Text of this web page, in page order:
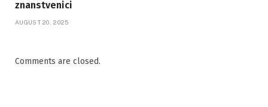
znanstvenici
AUGUST 20, 2025
Comments are closed.